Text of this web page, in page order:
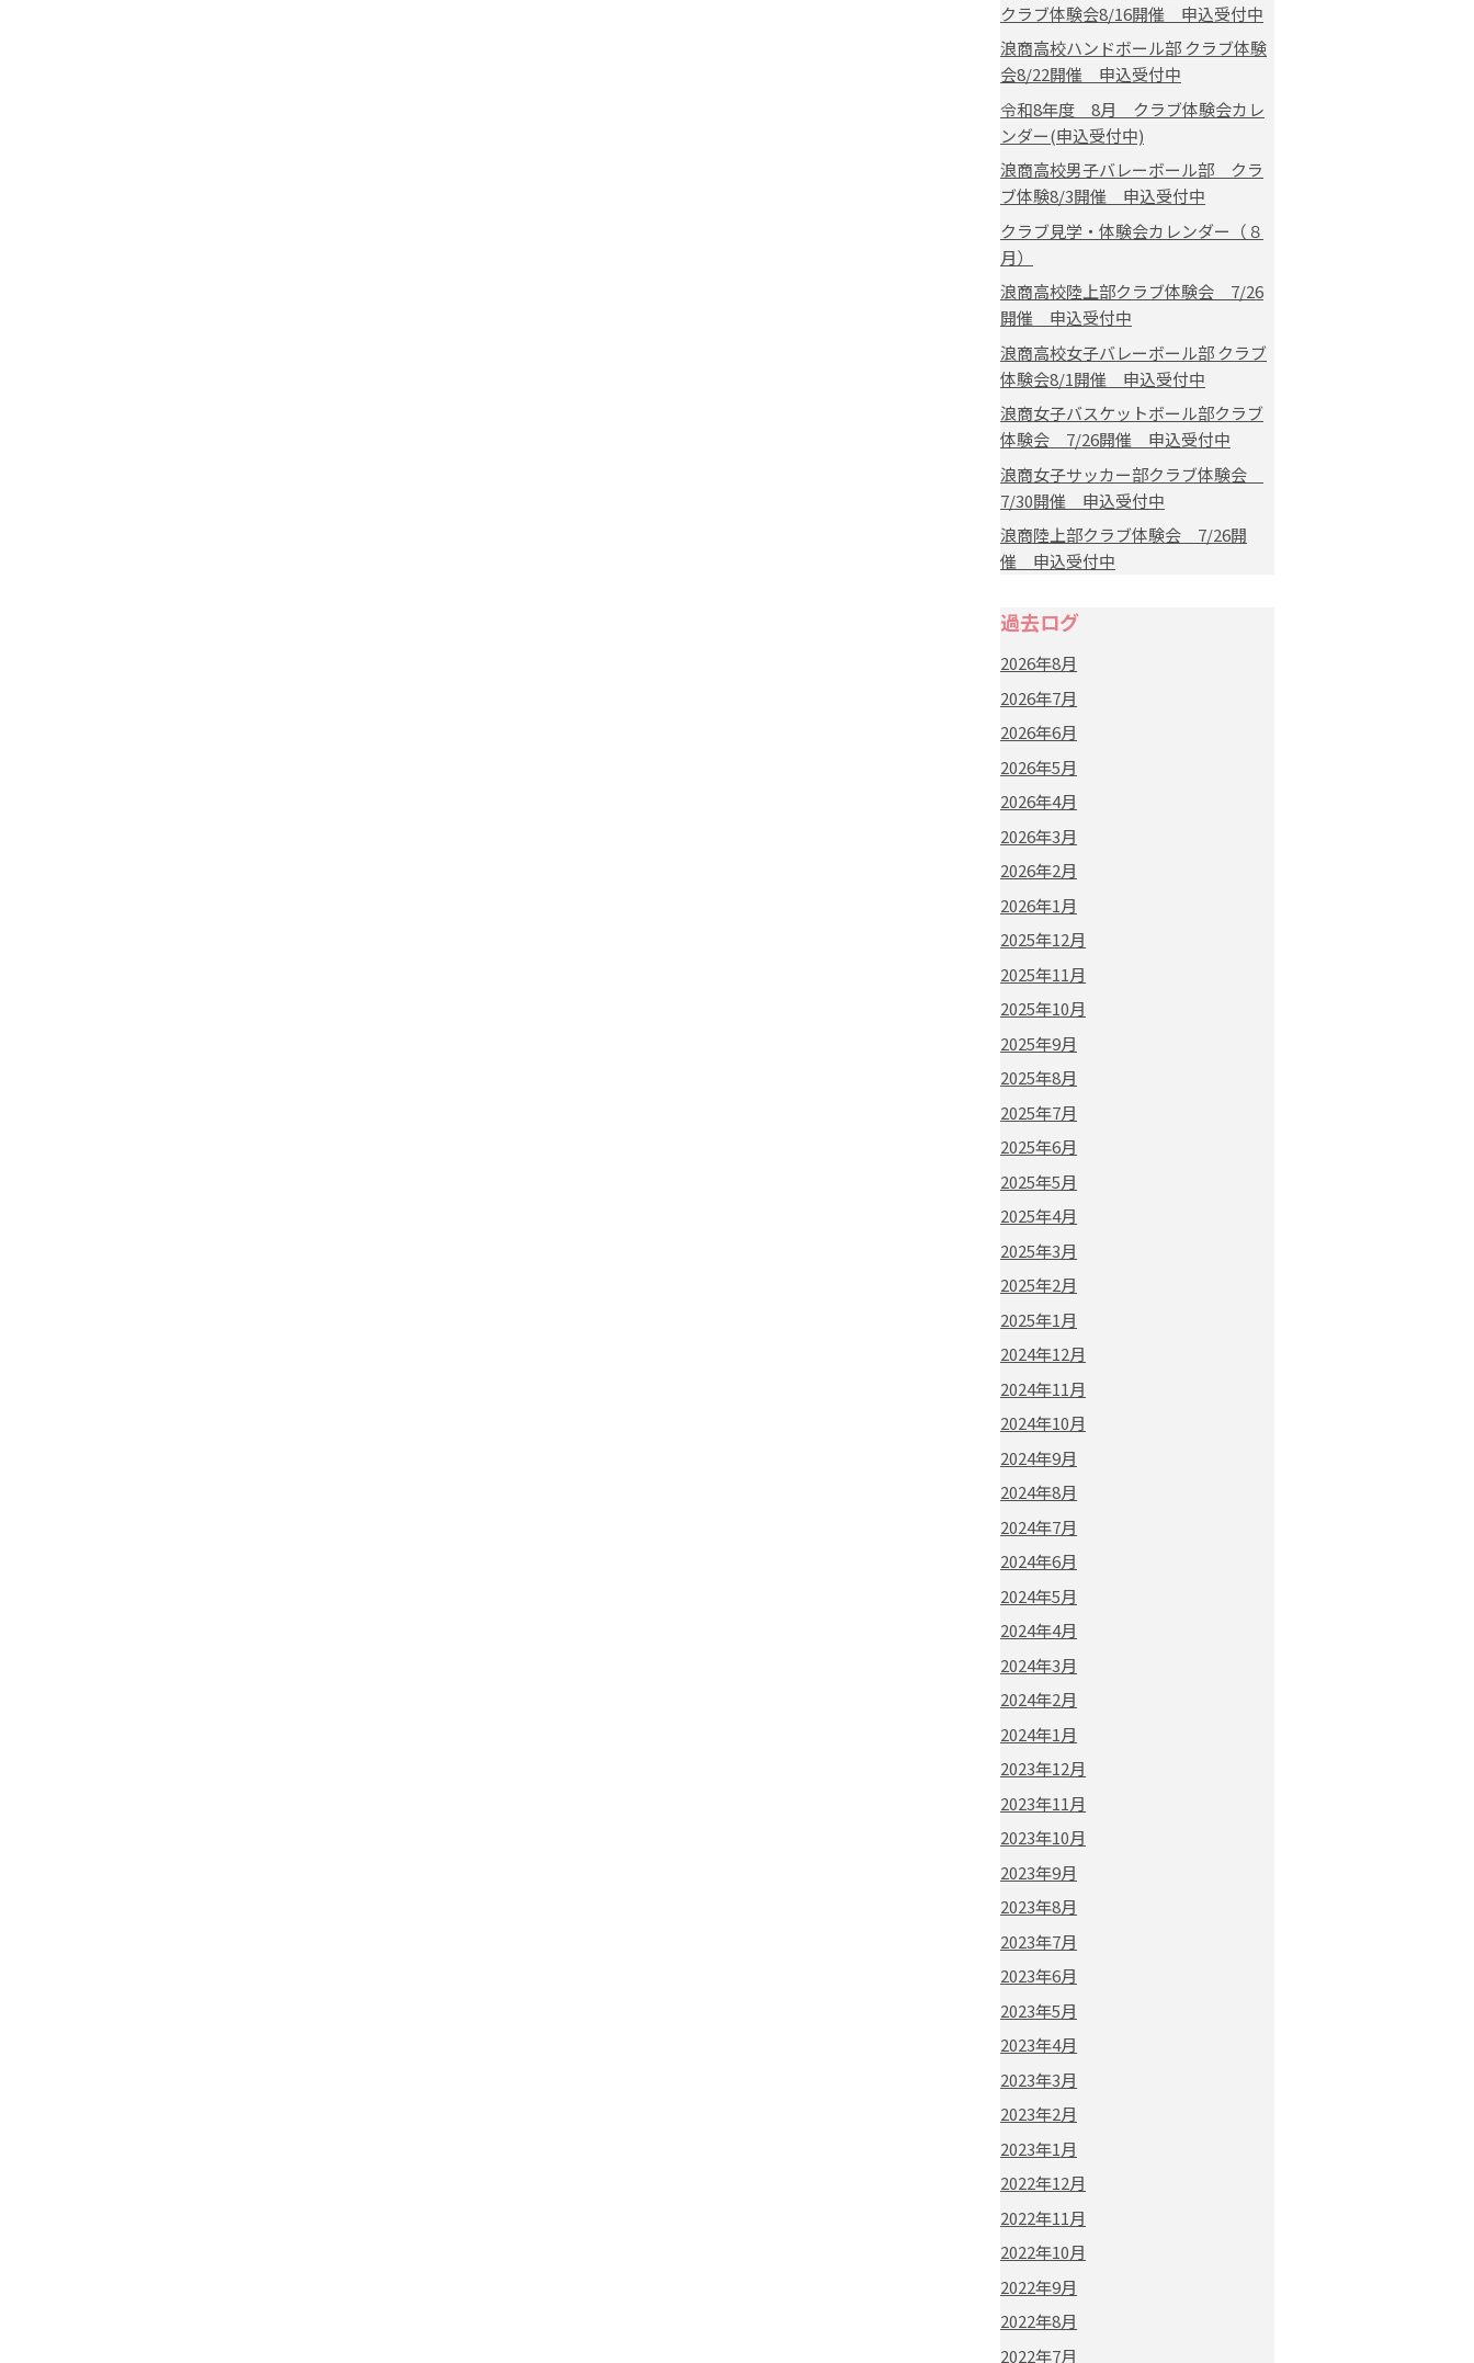
クラブ体験会8/16開催 申込受付中
浪商高校ハンドボール部 クラブ体験
会8/22開催 申込受付中
令和8年度 8月 クラブ体験会カレ
ンダー(申込受付中)
浪商高校男子バレーボール部 クラ
ブ体験8/3開催 申込受付中
クラブ見学・体験会カレンダー（８
月）
浪商高校陸上部クラブ体験会 7/26
開催 申込受付中
浪商高校女子バレーボール部 クラブ
体験会8/1開催 申込受付中
浪商女子バスケットボール部クラブ
体験会 7/26開催 申込受付中
浪商女子サッカー部クラブ体験会
7/30開催 申込受付中
浪商陸上部クラブ体験会 7/26開
催 申込受付中
過去ログ
2026年8月
2026年7月
2026年6月
2026年5月
2026年4月
2026年3月
2026年2月
2026年1月
2025年12月
2025年11月
2025年10月
2025年9月
2025年8月
2025年7月
2025年6月
2025年5月
2025年4月
2025年3月
2025年2月
2025年1月
2024年12月
2024年11月
2024年10月
2024年9月
2024年8月
2024年7月
2024年6月
2024年5月
2024年4月
2024年3月
2024年2月
2024年1月
2023年12月
2023年11月
2023年10月
2023年9月
2023年8月
2023年7月
2023年6月
2023年5月
2023年4月
2023年3月
2023年2月
2023年1月
2022年12月
2022年11月
2022年10月
2022年9月
2022年8月
2022年7月